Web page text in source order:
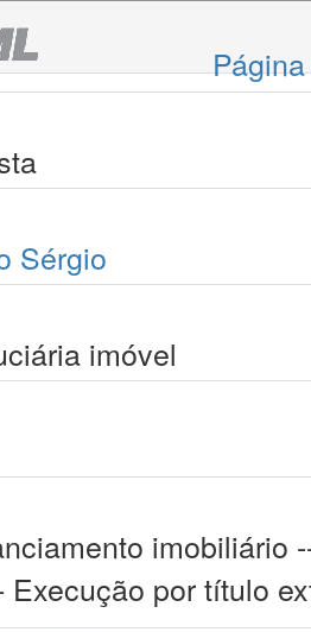
Sérgio
imóvel
imobiliário
Execução por título